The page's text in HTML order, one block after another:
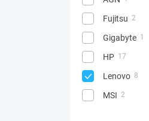
Fujitsu 2
Gigabyte 1
HP 17
Lenovo 8
MSI 2